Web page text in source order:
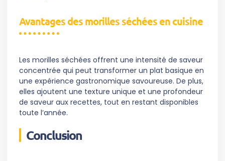
Avantages des morilles séchées en cuisine
Les morilles séchées offrent une intensité de saveur
concentrée qui peut transformer un plat basique en
une expérience gastronomique savoureuse. De plus,
elles ajoutent une texture unique et une profondeur
de saveur aux recettes, tout en restant disponibles
toute l’année.
Conclusion